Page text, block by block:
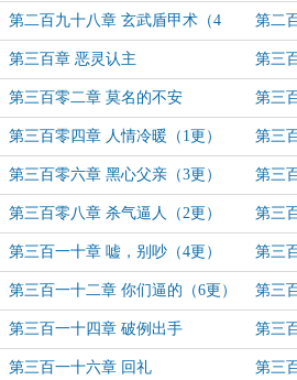
第二百九十八章 玄武盾甲术（4
更）
第二
第三百章 恶灵认主 第三
第三百零二章 莫名的不安 第三
第三百零四章 人情冷暖（1更） 第三
第三百零六章 黑心父亲（3更） 第三
第三百零八章 杀气逼人（2更） 第三
第三百一十章 嘘，别吵（4更） 第三
第三百一十二章 你们逼的（6更） 第三
第三百一十四章 破例出手 第三
第三百一十六章 回礼 第三